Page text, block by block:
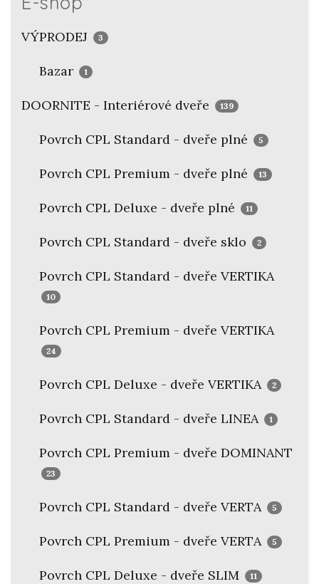
VÝPRODEJ 3
Bazar 1
DOORNITE - Interiérové dveře 139
Povrch CPL Standard - dveře plné 5
Povrch CPL Premium - dveře plné 13
Povrch CPL Deluxe - dveře plné 11
Povrch CPL Standard - dveře sklo 2
Povrch CPL Standard - dveře VERTIKA
10
Povrch CPL Premium - dveře VERTIKA
24
Povrch CPL Deluxe - dveře VERTIKA 2
Povrch CPL Standard - dveře LINEA 1
Povrch CPL Premium - dveře DOMINANT
23
Povrch CPL Standard - dveře VERTA 5
Povrch CPL Premium - dveře VERTA 5
Povrch CPL Deluxe - dveře SLIM 11